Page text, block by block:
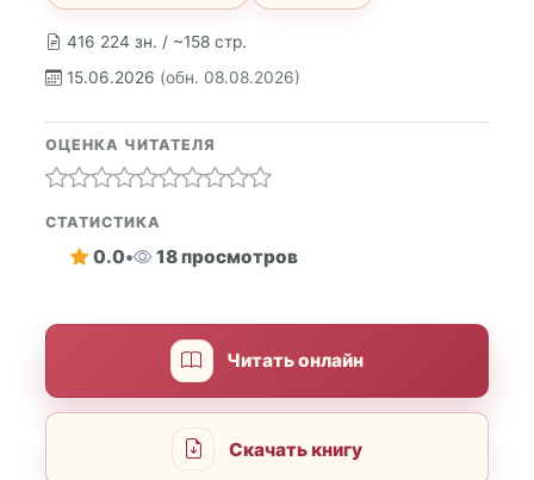
416 224 зн. / ~158 стр.
15.06.2026 (обн. 08.08.2026)
ОЦЕНКА ЧИТАТЕЛЯ
СТАТИСТИКА
0.0• 18 просмотров
Читать онлайн
Скачать книгу